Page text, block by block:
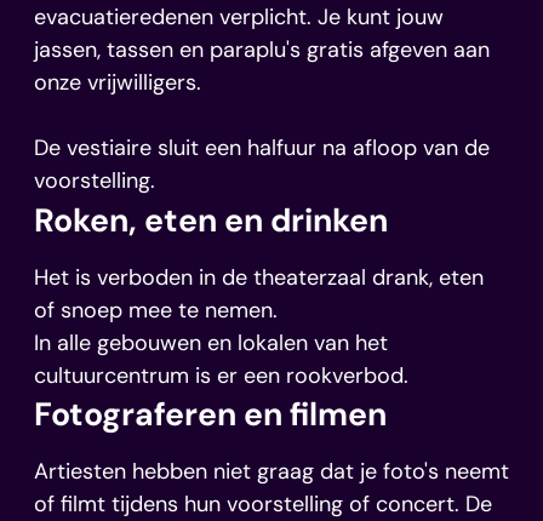
evacuatieredenen verplicht. Je kunt jouw
jassen, tassen en paraplu's gratis afgeven aan
onze vrijwilligers.
De vestiaire sluit een halfuur na afloop van de
voorstelling.
Roken, eten en drinken
Het is verboden in de theaterzaal drank, eten
of snoep mee te nemen.
In alle gebouwen en lokalen van het
cultuurcentrum is er een rookverbod.
Fotograferen en filmen
Artiesten hebben niet graag dat je foto's neemt
of filmt tijdens hun voorstelling of concert. De